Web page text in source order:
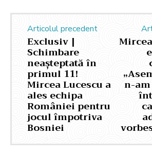
Articolul precedent
Exclusiv |
Schimbare
neașteptată în
primul 11!
Mircea Lucescu a
ales echipa
României pentru
jocul împotriva
Bosniei
n-